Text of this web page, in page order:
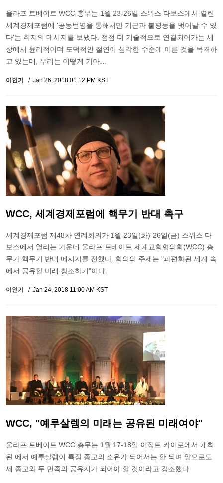
울라프 트베이트 WCC 총무는 1월 23-26일 스위스 다보스에서 열린
세계경제포럼에 '공동번영을 통해서만 기근과 불평등을 벗어날 수 있
다'는 취지의 메시지를 보냈다. 점점 더 기술적으로 연결되어가는 세
상에서 윤리적이며 도덕적인 절연이 심각한 수준에 이른 것을 목격하
고 있는데, 우리는 어떻게 기아…
이인기 Jan 26, 2018 01:12 PM KST
WCC, 세계경제포럼에 핵무기 반대 촉구
세계경제포럼 제48차 연례회의가 1월 23일(화)-26일(금) 스위스 다
보스에서 열리는 가운데 울라프 트베이트 세계교회협의회(WCC) 총
무가 핵무기 반대 메시지를 전했다. 회의의 주제는 "파편화된 세계 속
에서 공유할 미래 창조하기"이다.
이인기 Jan 24, 2018 11:00 AM KST
WCC, "예루살렘의 미래는 공유된 미래여야"
울라프 트베이트 WCC 총무는 1월 17-18일 이집트 카이로에서 개최
된 에서 예루살렘이 특정 종교의 소유가 되어서는 안 되며 앞으로도
세 종교와 두 민족의 공유지가 되어야 할 것이라고 강조했다.